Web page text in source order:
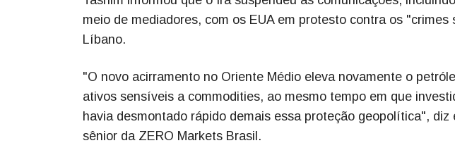
meio de mediadores, com os EUA em protesto contra os
Líbano.
"O novo acirramento no Oriente Médio eleva novamente o
ativos sensíveis a commodities, ao mesmo tempo em que
havia desmontado rápido demais essa proteção geopolítica",
sênior da ZERO Markets Brasil.